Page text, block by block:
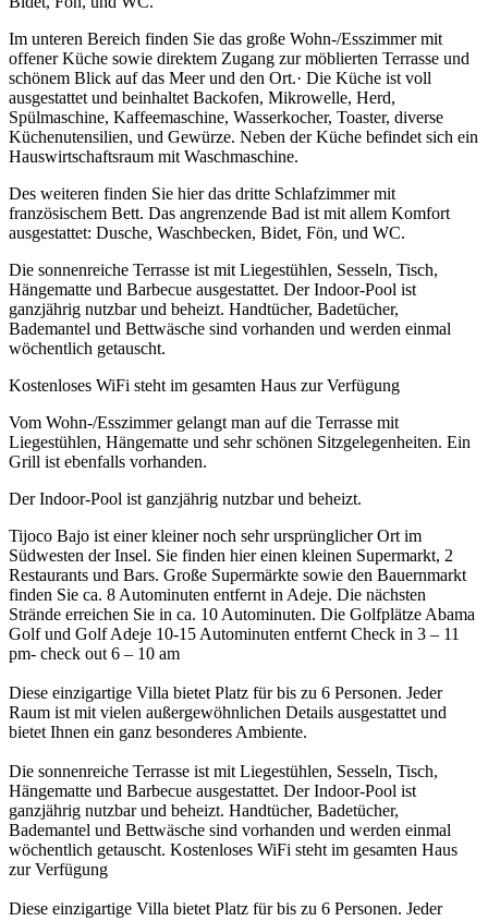
Im unteren Bereich finden Sie das große Wohn-/Esszimmer mit
offener Küche sowie direktem Zugang zur möblierten Terrasse und
schönem Blick auf das Meer und den Ort.· Die Küche ist voll
ausgestattet und beinhaltet Backofen, Mikrowelle, Herd,
Spülmaschine, Kaffeemaschine, Wasserkocher, Toaster, diverse
Küchenutensilien, und Gewürze. Neben der Küche befindet sich ein
Hauswirtschaftsraum mit Waschmaschine.
Des weiteren finden Sie hier das dritte Schlafzimmer mit
französischem Bett. Das angrenzende Bad ist mit allem Komfort
ausgestattet: Dusche, Waschbecken, Bidet, Fön, und WC.
Die sonnenreiche Terrasse ist mit Liegestühlen, Sesseln, Tisch,
Hängematte und Barbecue ausgestattet. Der Indoor-Pool ist
ganzjährig nutzbar und beheizt. Handtücher, Badetücher,
Bademantel und Bettwäsche sind vorhanden und werden einmal
wöchentlich getauscht.
Kostenloses WiFi steht im gesamten Haus zur Verfügung
Vom Wohn-/Esszimmer gelangt man auf die Terrasse mit
Liegestühlen, Hängematte und sehr schönen Sitzgelegenheiten. Ein
Grill ist ebenfalls vorhanden.
Der Indoor-Pool ist ganzjährig nutzbar und beheizt.
Tijoco Bajo ist einer kleiner noch sehr ursprünglicher Ort im
Südwesten der Insel. Sie finden hier einen kleinen Supermarkt, 2
Restaurants und Bars. Große Supermärkte sowie den Bauernmarkt
finden Sie ca. 8 Autominuten entfernt in Adeje. Die nächsten
Strände erreichen Sie in ca. 10 Autominuten. Die Golfplätze Abama
Golf und Golf Adeje 10-15 Autominuten entfernt Check in 3 – 11
pm- check out 6 – 10 am
Diese einzigartige Villa bietet Platz für bis zu 6 Personen. Jeder
Raum ist mit vielen außergewöhnlichen Details ausgestattet und
bietet Ihnen ein ganz besonderes Ambiente.
Die sonnenreiche Terrasse ist mit Liegestühlen, Sesseln, Tisch,
Hängematte und Barbecue ausgestattet. Der Indoor-Pool ist
ganzjährig nutzbar und beheizt. Handtücher, Badetücher,
Bademantel und Bettwäsche sind vorhanden und werden einmal
wöchentlich getauscht. Kostenloses WiFi steht im gesamten Haus
zur Verfügung
Diese einzigartige Villa bietet Platz für bis zu 6 Personen. Jeder